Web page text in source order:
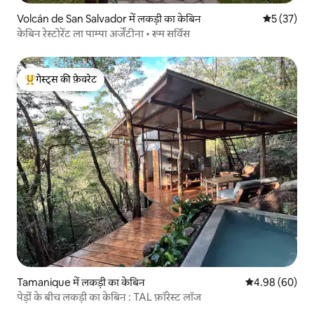
Volcán de San Salvador में लकड़ी का केबिन औसत रेटिंग
5 (37)
केबिन रेस्टोरेंट ला पाम्पा अर्जेंटीना • रूम सर्विस
गेस्ट्स का टॉप फ़ेवरेट
गेस्ट्स की फ़ेवरेट
Tamanique में लकड़ी का केबिन औसत रेटिंग 5 में
4.98 (60)
पेड़ों के बीच लकड़ी का केबिन : TAL फ़ॉरेस्ट लॉज